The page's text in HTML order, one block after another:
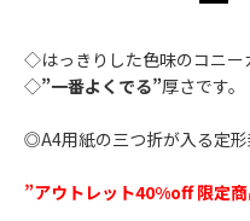
◇はっきりした色味のコニー
◇”一番よくでる”厚さです。
◎A4用紙の三つ折が入る定形
”アウトレット40%off 限定